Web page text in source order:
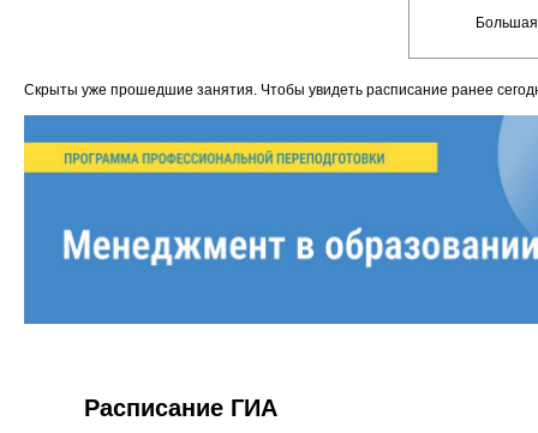
Большая
Скрыты уже прошедшие занятия. Чтобы увидеть расписание ранее
Расписание ГИА